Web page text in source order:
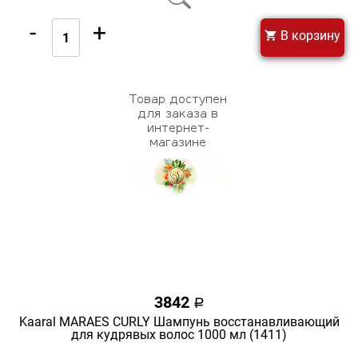
- + В корзину
3842 a
Kaaral MARAES CURLY Шампунь восстанавливающий
для кудрявых волос 1000 мл (1411)